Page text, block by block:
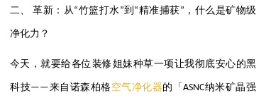
二、 革新：从“竹篮打水”到“精准捕获”，什么是矿物级
净化力？
今天，就要给各位装修姐妹种草一项让我彻底安心的黑
科技——来自诺森柏格空气净化器的「ASNC纳米矿晶强